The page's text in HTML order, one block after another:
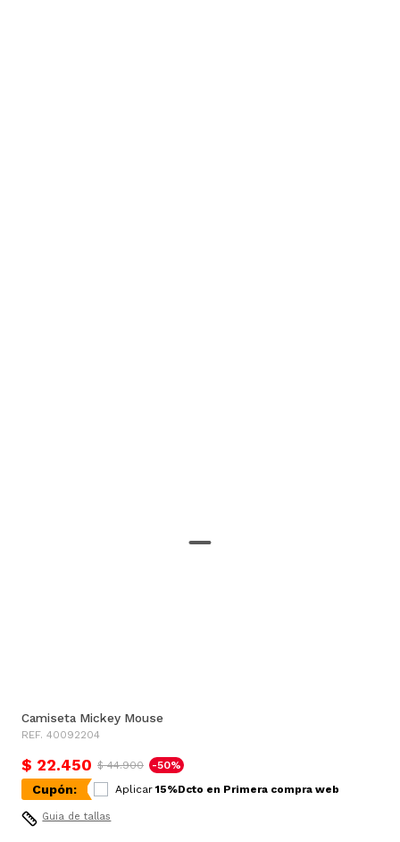
Camiseta Mickey Mouse
REF. 40092204
$ 22.450 $ 44.900 -50%
Cupón: Aplicar 15%Dcto en Primera compra web
Guia de tallas